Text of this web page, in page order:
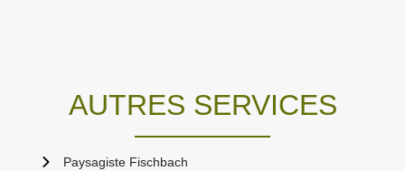
AUTRES SERVICES
Paysagiste Fischbach